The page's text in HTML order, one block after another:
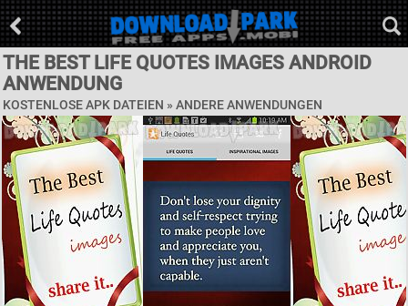
THE BEST LIFE QUOTES IMAGES ANDROID
ANWENDUNG
KOSTENLOSE APK DATEIEN » ANDERE ANWENDUNGEN